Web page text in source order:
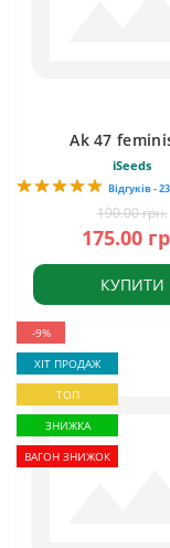
Ak 47
iSeeds
Відгуків - 23
190.00 грн.
175.00
КУПИТИ
-9%
ХІТ ПРОДАЖ
ТОП
ЗНИЖКА
ВАГОН ЗНИЖОК